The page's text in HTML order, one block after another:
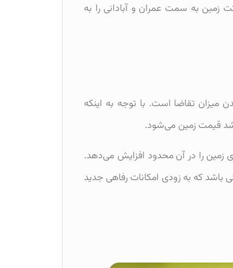
زمین به سمت عمران و آبادانی را به
میزان تقاضا است. با توجه به اینکه
رشد قیمت زمین می‌شود.
زمین را در آن محدود افزایش می‌دهد.
باشد که به زودی امکانات رفاهی جدید